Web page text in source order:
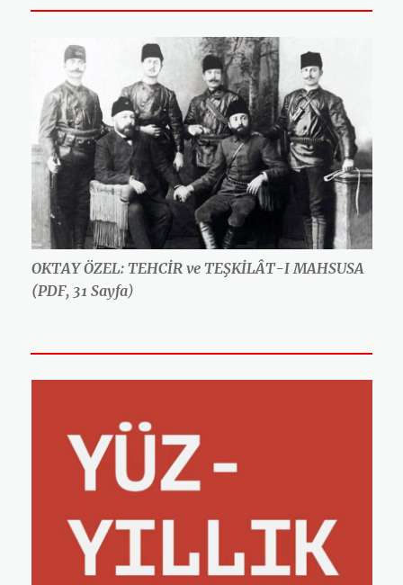
OKTAY ÖZEL: TEHCİR ve TEŞKİLÂT-I MAHSUSA
(PDF, 31 Sayfa)